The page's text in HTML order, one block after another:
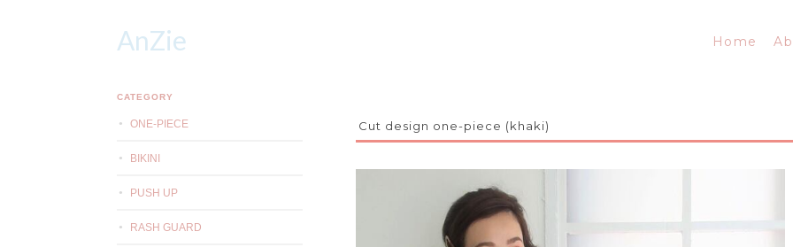
AnZie Home
Cut design one-piece (khaki)
CATEGORY
ONE-PIECE
BIKINI
PUSH UP
RASH GUARD